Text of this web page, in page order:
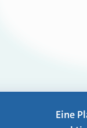
Eine